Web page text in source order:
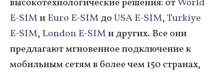
E-SIMиEuro E-SIMдоUSA E-SIM,Turkiye
E-SIM, London E-SIMи других. Все они
предлагают мгновенное подключение к
мобильным сетям в более чем 150 странах,